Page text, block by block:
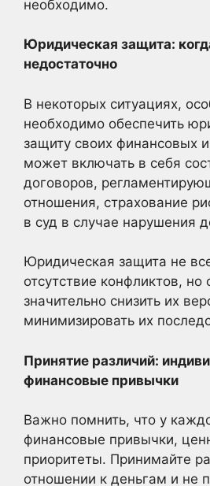
необходимо.
Юридическая защита:
недостаточно
В некоторых ситуациях,
необходимо обеспечить
защиту своих финансовых
может включать в себя
договоров,
отношения, страхование
в суд в случае нарушения
Юридическая защита не
отсутствие конфликтов,
значительно снизить их
минимизировать их
Принятие различий:
финансовые привычки
Важно помнить, что у
финансовые привычки,
приоритеты. Принимайте
отношении к деньгам и не